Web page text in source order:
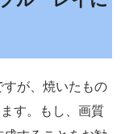
すが、焼いたもの
す。もし、画質